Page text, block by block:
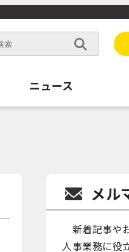
ニュース
メル
新着記事や
人事業務に役